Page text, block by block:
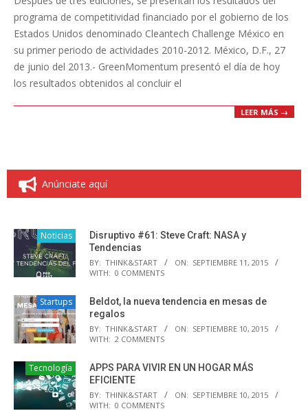
programa de competitividad financiado por el gobierno de los
Estados Unidos denominado Cleantech Challenge México en
su primer periodo de actividades 2010-2012. México, D.F., 27
de junio del 2013.- GreenMomentum presentó el día de hoy
los resultados obtenidos al concluir el
LEER MÁS →
Anúnciate aquí
Noticias
Disruptivo #61: Steve Craft: NASA y
Tendencias
BY: THINK&START ON: SEPTIEMBRE 11, 2015
WITH: 0 COMMENTS
Startups
Beldot, la nueva tendencia en mesas de
regalos
BY: THINK&START ON: SEPTIEMBRE 10, 2015
WITH: 2 COMMENTS
Tecnología
APPS PARA VIVIR EN UN HOGAR MÁS
EFICIENTE
BY: THINK&START ON: SEPTIEMBRE 10, 2015
WITH: 0 COMMENTS